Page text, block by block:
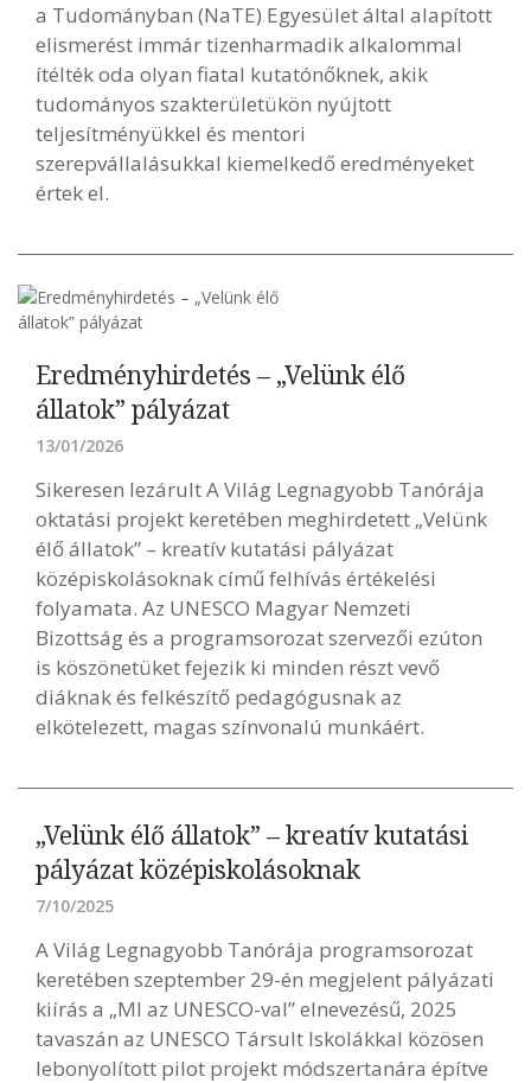
a Tudományban (NaTE) Egyesület által alapított
elismerést immár tizenharmadik alkalommal
ítélték oda olyan fiatal kutatónőknek, akik
tudományos szakterületükön nyújtott
teljesítményükkel és mentori
szerepvállalásukkal kiemelkedő eredményeket
értek el.
Eredményhirdetés – „Velünk élő
állatok” pályázat
13/01/2026
Sikeresen lezárult A Világ Legnagyobb Tanórája
oktatási projekt keretében meghirdetett „Velünk
élő állatok” – kreatív kutatási pályázat
középiskolásoknak című felhívás értékelési
folyamata. Az UNESCO Magyar Nemzeti
Bizottság és a programsorozat szervezői ezúton
is köszönetüket fejezik ki minden részt vevő
diáknak és felkészítő pedagógusnak az
elkötelezett, magas színvonalú munkáért.
„Velünk élő állatok” – kreatív kutatási
pályázat középiskolásoknak
7/10/2025
A Világ Legnagyobb Tanórája programsorozat
keretében szeptember 29-én megjelent pályázati
kiírás a „MI az UNESCO-val” elnevezésű, 2025
tavaszán az UNESCO Társult Iskolákkal közösen
lebonyolított pilot projekt módszertanára építve